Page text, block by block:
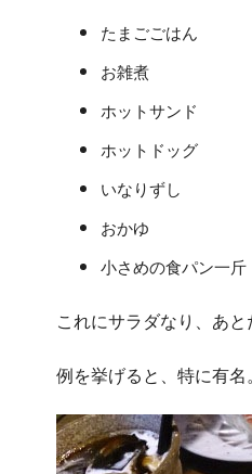
たまごごはん
お雑煮
ホットサンド
ホットドッグ
いなりずし
おかゆ
小さめの食パン一斤
これにサラダなり、あと
例を挙げると、特に有